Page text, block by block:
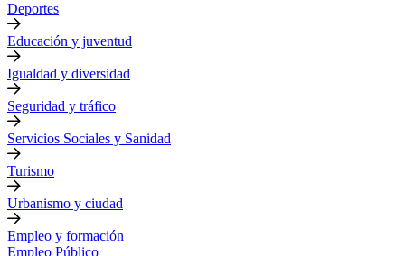
Deportes
Educación y juventud
Igualdad y diversidad
Seguridad y tráfico
Servicios Sociales y Sanidad
Turismo
Urbanismo y ciudad
Empleo y formación
Empleo Público